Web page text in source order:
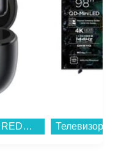
Слушалки с микрофон Xiaomi REDMI BUDS 8 PRO BLACK BHR08GOGL , Bluetooth , IN-EAR (ТАПИ)...